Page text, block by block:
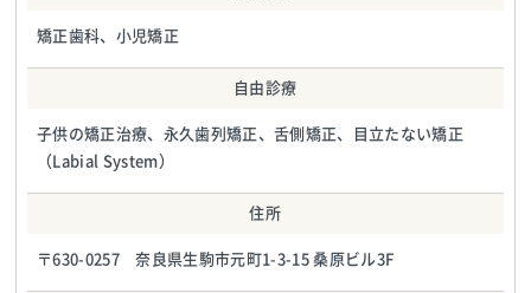
矯正歯科、小児矯正
自由診療
子供の矯正治療、永久歯列矯正、舌側矯正、目立たない矯正
（Labial System）
住所
〒630-0257 奈良県生駒市元町1-3-15 桑原ビル3F